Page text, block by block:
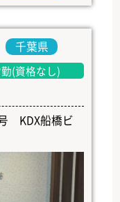
千葉県
(資格なし)
KDX船橋ビ